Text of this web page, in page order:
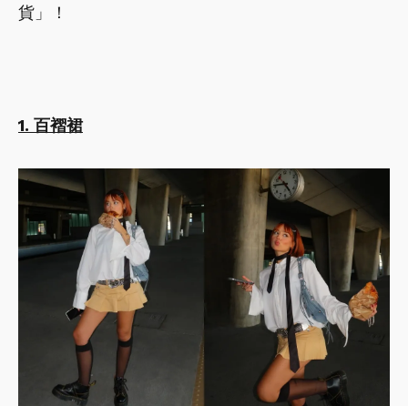
貨」！
1. 百褶裙